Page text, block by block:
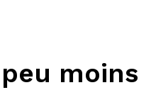
moins